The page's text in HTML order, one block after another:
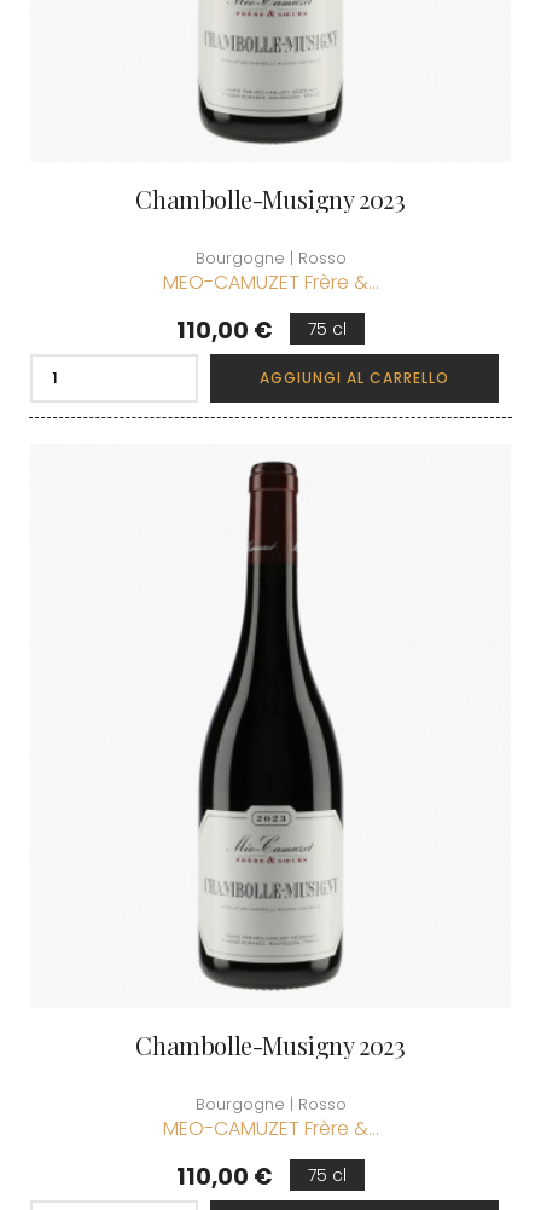
Chambolle-Musigny 2023
Bourgogne | Rosso
MEO-CAMUZET Frère &...
Prezzo
110,00 € 75 cl
AGGIUNGI AL CARRELLO
Chambolle-Musigny 2023
Bourgogne | Rosso
MEO-CAMUZET Frère &...
Prezzo
110,00 € 75 cl